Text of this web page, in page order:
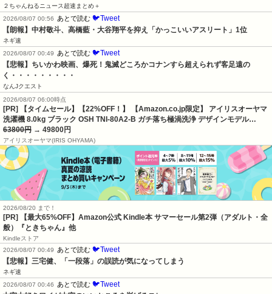
２ちゃんねるニュース超速まとめ＋
2026/08/07 00:56 あとで読む 🐦Tweet
【朗報】中村敬斗、高橋藍・大谷翔平を抑え「かっこいいアスリート」1位
ネギ速
2026/08/07 00:49 あとで読む 🐦Tweet
【悲報】ちいかわ映画、爆死！鬼滅どころかコナンすら超えられず客足遠の
く・・・・・・・・・
なんJクエスト
2026/08/07 06:00時点
[PR] 【タイムセール】【22%OFF！】 【Amazon.co.jp限定】 アイリスオーヤマ
洗濯機 8.0kg ブラック OSH TNI-80A2-B ガチ落ち極渦洗浄 デザインモデル…
63800円 → 49800円
アイリスオーヤマ(IRIS OHYAMA)
2026/08/20 まで！
[PR]
【最大65%OFF】Amazon公式 Kindle本 サマーセール第2弾（アダルト・全
般）『ときちゃん』他
Kindleストア
2026/08/07 00:49
あとで読む 🐦Tweet
【悲報】三宅健、「一段落」の誤読が気になってしまう
ネギ速
2026/08/07 00:46
あとで読む 🐦Tweet